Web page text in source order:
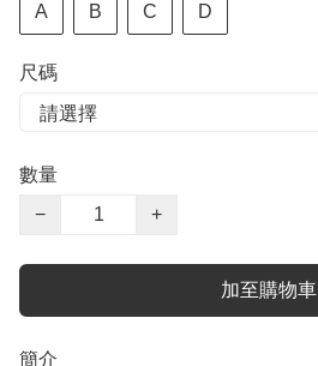
A B C D
尺碼
數量
−
+
加至購物車
簡介